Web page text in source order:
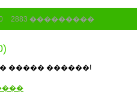
2883 ���������
����� ������!